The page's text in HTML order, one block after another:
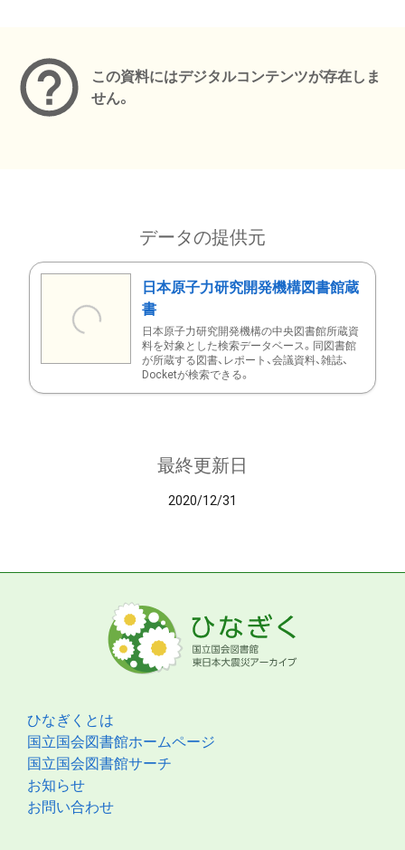
この資料にはデジタルコンテンツが存在しま
せん。
データの提供元
日本原子力研究開発機構図書館蔵
書
日本原子力研究開発機構の中央図書館所蔵資
料を対象とした検索データベース。同図書館
が所蔵する図書、レポート、会議資料、雑誌、
Docketが検索できる。
最終更新日
2020/12/31
ひなぎくとは
国立国会図書館ホームページ
国立国会図書館サーチ
お知らせ
お問い合わせ